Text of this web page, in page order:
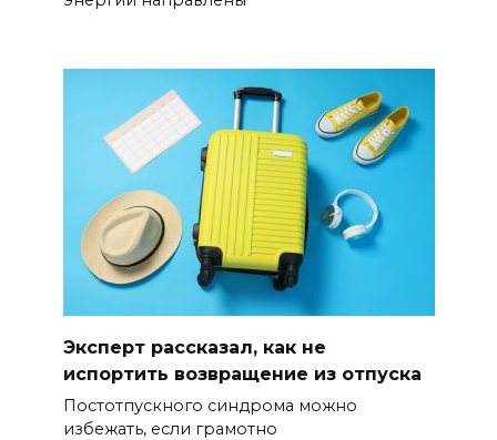
Эксперт рассказал, как не
испортить возвращение из отпуска
Постотпускного синдрома можно
избежать, если грамотно